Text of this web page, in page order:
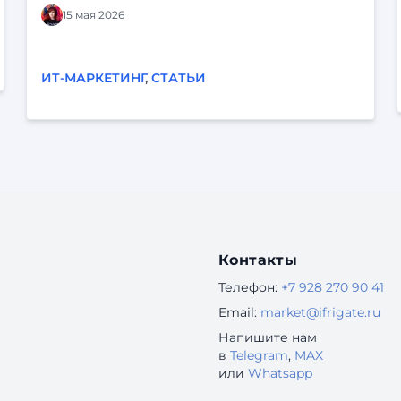
логично: кнопки на месте, статусы продуманы,
сценарий «срабатывает». Но у клиента перед
параллельных дел. Он может отвлечься,
Когда продукт строится «от экранов»,
доходят до конца». «Поддержка завалена
15 мая 2026
ИТ-МАРКЕТИНГ,СТАТЬИ
Контакты
Телефон: +7 928 270 90 41
Email: market@ifrigate.ru
Напишите нам
в Telegram, MAX
или Whatsapp